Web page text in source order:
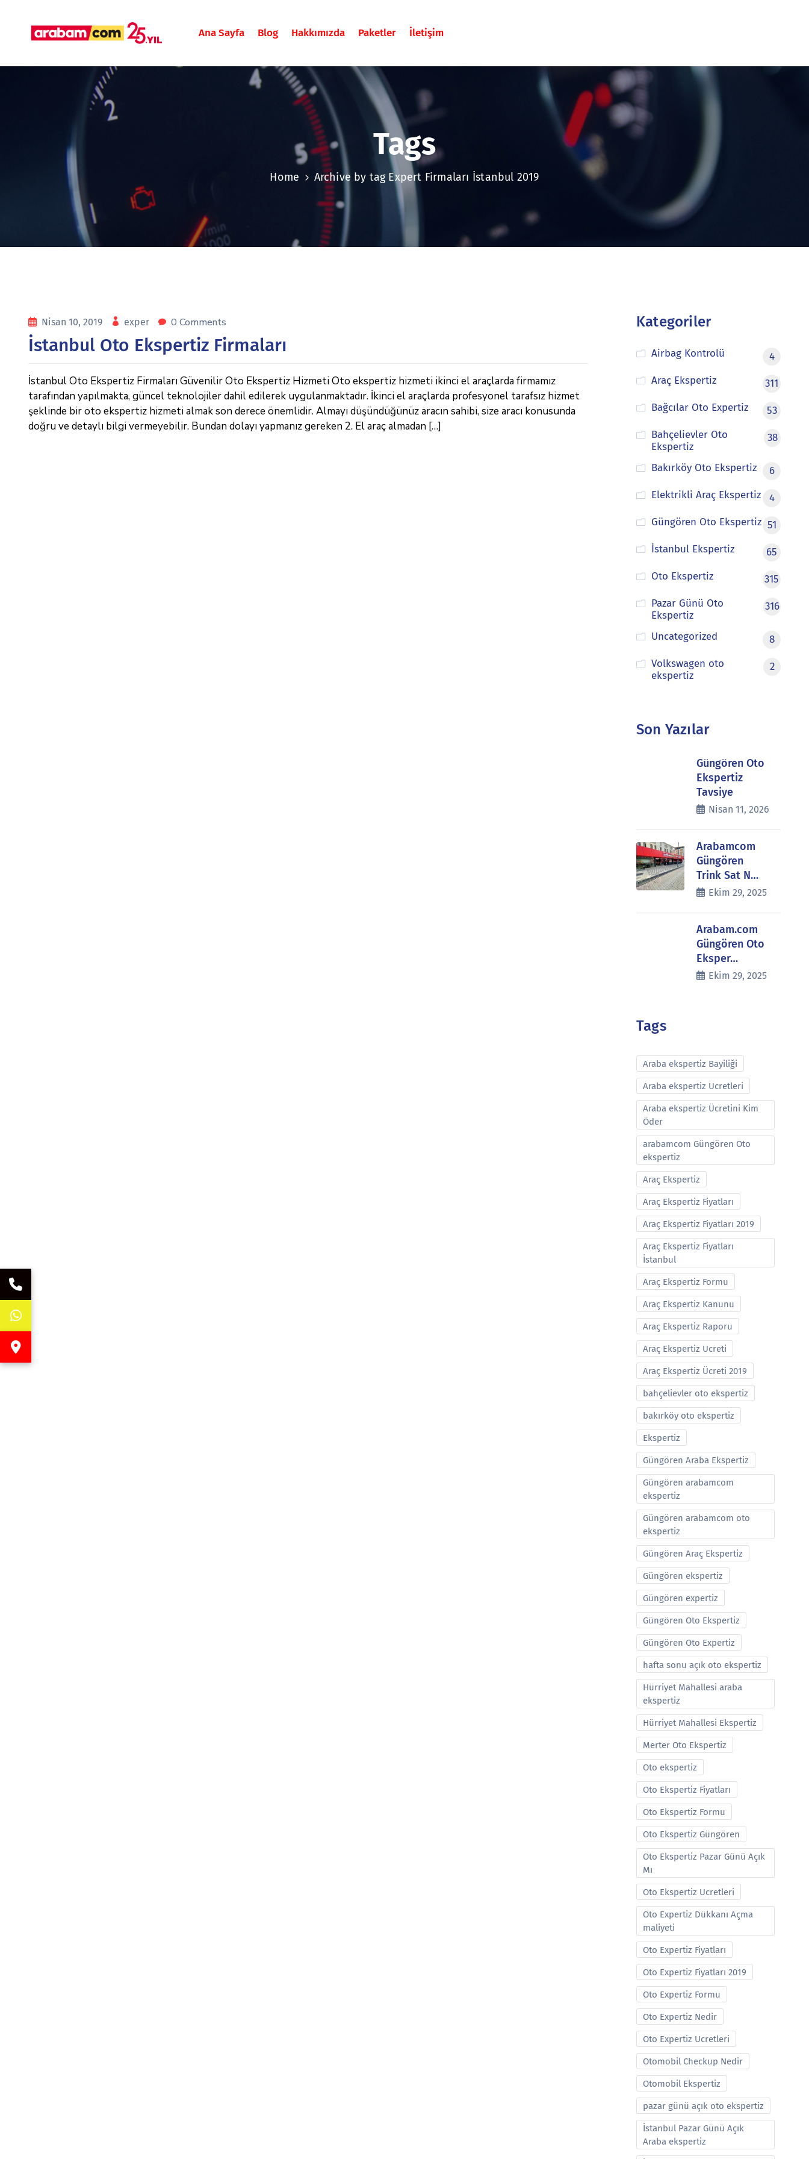
Ana Sayfa Blog Hakkımızda Paketler İletişim
Tags
Home Archive by tag Expert Firmaları İstanbul 2019
Nisan 10, 2019 exper 0 Comments
İstanbul Oto Ekspertiz Firmaları
İstanbul Oto Ekspertiz Firmaları Güvenilir Oto Ekspertiz Hizmeti Oto ekspertiz hizmeti ikinci el araçlarda firmamız
tarafından yapılmakta, güncel teknolojiler dahil edilerek uygulanmaktadır. İkinci el araçlarda profesyonel tarafsız hizmet
şeklinde bir oto ekspertiz hizmeti almak son derece önemlidir. Almayı düşündüğünüz aracın sahibi, size aracı konusunda
doğru ve detaylı bilgi vermeyebilir. Bundan dolayı yapmanız gereken 2. El araç almadan […]
Kategoriler
Airbag Kontrolü
4
Araç Ekspertiz
311
Bağcılar Oto Expertiz
53
Bahçelievler Oto
Ekspertiz
38
Bakırköy Oto Ekspertiz
6
Elektrikli Araç Ekspertiz
4
Güngören Oto Ekspertiz 51
İstanbul Ekspertiz
65
Oto Ekspertiz
315
Pazar Günü Oto
Ekspertiz
316
Uncategorized
8
Volkswagen oto
ekspertiz
2
Son Yazılar
Güngören Oto
Ekspertiz
Tavsiye
Nisan 11, 2026
Arabamcom
Güngören
Trink Sat N…
Ekim 29, 2025
Arabam.com
Güngören Oto
Eksper…
Ekim 29, 2025
Tags
Araba ekspertiz Bayiliği
Araba ekspertiz Ucretleri
Araba ekspertiz Ücretini Kim
Öder
arabamcom Güngören Oto
ekspertiz
Araç Ekspertiz
Araç Ekspertiz Fiyatları
Araç Ekspertiz Fiyatları 2019
Araç Ekspertiz Fiyatları
İstanbul
Araç Ekspertiz Formu
Araç Ekspertiz Kanunu
Araç Ekspertiz Raporu
Araç Ekspertiz Ucreti
Araç Ekspertiz Ücreti 2019
bahçelievler oto ekspertiz
bakırköy oto ekspertiz
Ekspertiz
Güngören Araba Ekspertiz
Güngören arabamcom
ekspertiz
Güngören arabamcom oto
ekspertiz
Güngören Araç Ekspertiz
Güngören ekspertiz
Güngören expertiz
Güngören Oto Ekspertiz
Güngören Oto Expertiz
hafta sonu açık oto ekspertiz
Hürriyet Mahallesi araba
ekspertiz
Hürriyet Mahallesi Ekspertiz
Merter Oto Ekspertiz
Oto ekspertiz
Oto Ekspertiz Fiyatları
Oto Ekspertiz Formu
Oto Ekspertiz Güngören
Oto Ekspertiz Pazar Günü Açık
Mı
Oto Ekspertiz Ucretleri
Oto Expertiz Dükkanı Açma
maliyeti
Oto Expertiz Fiyatları
Oto Expertiz Fiyatları 2019
Oto Expertiz Formu
Oto Expertiz Nedir
Oto Expertiz Ucretleri
Otomobil Checkup Nedir
Otomobil Ekspertiz
pazar günü açık oto ekspertiz
İstanbul Pazar Günü Açık
Araba ekspertiz